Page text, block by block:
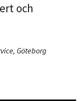
och
Göteborg